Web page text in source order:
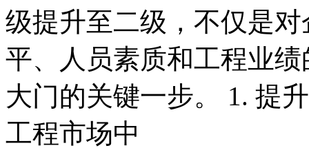
级提升至二级，不仅是
平、人员素质和工程业
大门的关键一步。 1. 提
工程市场中